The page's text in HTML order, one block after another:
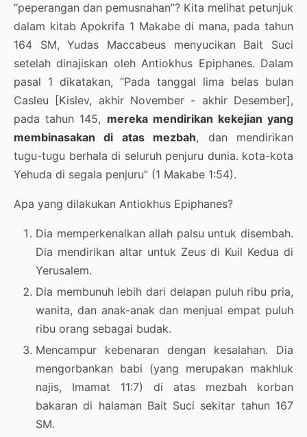
“peperangan dan pemusnahan”? Kita melihat petunjuk
dalam kitab Apokrifa 1 Makabe di mana, pada tahun
164 SM, Yudas Maccabeus menyucikan Bait Suci
setelah dinajiskan oleh Antiokhus Epiphanes. Dalam
pasal 1 dikatakan, “Pada tanggal lima belas bulan
Casleu [Kislev, akhir November - akhir Desember],
pada tahun 145, mereka mendirikan kekejian yang
membinasakan di atas mezbah, dan mendirikan
tugu-tugu berhala di seluruh penjuru dunia. kota-kota
Yehuda di segala penjuru” (1 Makabe 1:54).
Apa yang dilakukan Antiokhus Epiphanes?
Dia memperkenalkan allah palsu untuk disembah.
Dia mendirikan altar untuk Zeus di Kuil Kedua di
Yerusalem.
Dia membunuh lebih dari delapan puluh ribu pria,
wanita, dan anak-anak dan menjual empat puluh
ribu orang sebagai budak.
Mencampur kebenaran dengan kesalahan. Dia
mengorbankan babi (yang merupakan makhluk
najis, Imamat 11:7) di atas mezbah korban
bakaran di halaman Bait Suci sekitar tahun 167
SM.